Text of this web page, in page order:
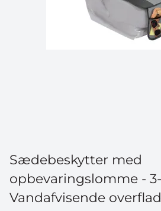
Sædebeskytter med
opbevaringslomme -
Vandafvisende